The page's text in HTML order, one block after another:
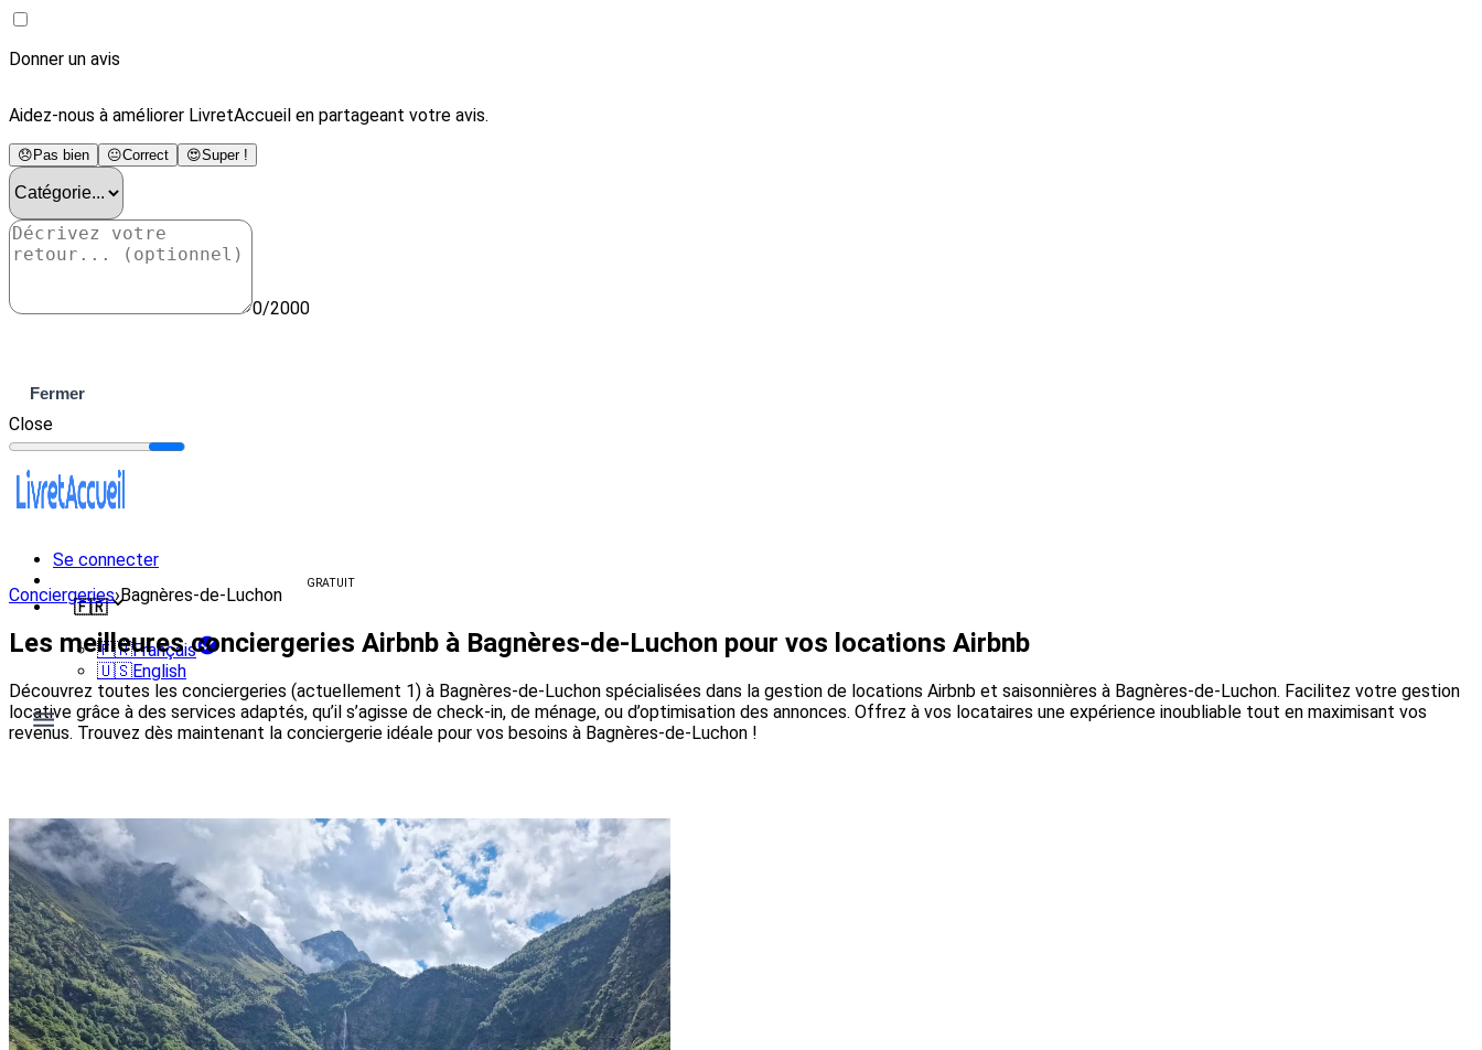
Donner un avis
Aidez-nous à améliorer LivretAccueil en partageant votre avis.
😞 Pas bien 😐Correct 😍Super !
0/2000
Fermer
Close
Se connecter
GRATUIT
🇫🇷
🇫🇷Français
🇺🇸English
Conciergeries›Bagnères-de-Luchon
Les meilleures conciergeries Airbnb à Bagnères-de-Luchon pour vos locations Airbnb
Découvrez toutes les conciergeries (actuellement 1) à Bagnères-de-Luchon spécialisées dans la gestion de locations Airbnb et saisonnières à Bagnères-de-Luchon. Facilitez votre gestion
locative grâce à des services adaptés, qu’il s’agisse de check-in, de ménage, ou d’optimisation des annonces. Offrez à vos locataires une expérience inoubliable tout en maximisant vos
revenus. Trouvez dès maintenant la conciergerie idéale pour vos besoins à Bagnères-de-Luchon !